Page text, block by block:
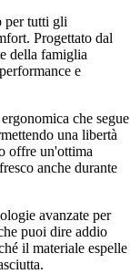
per tutti gli
Progettato dal
della famiglia
e
che segue
una libertà
offre un'ottima
anche durante
avanzate per
puoi dire addio
il materiale espelle